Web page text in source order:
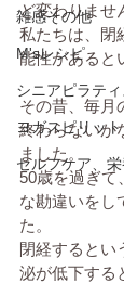
雑感その他
M'sレシピ
シニアピラティ
ヨガスピリット
セルフケア、栄
ど変わりませ
私たちは、閉
能性があると
その昔、毎月
終わらないか
ました。
50歳を過ぎて
な勘違いをし
た。
閉経するとい
泌が低下する